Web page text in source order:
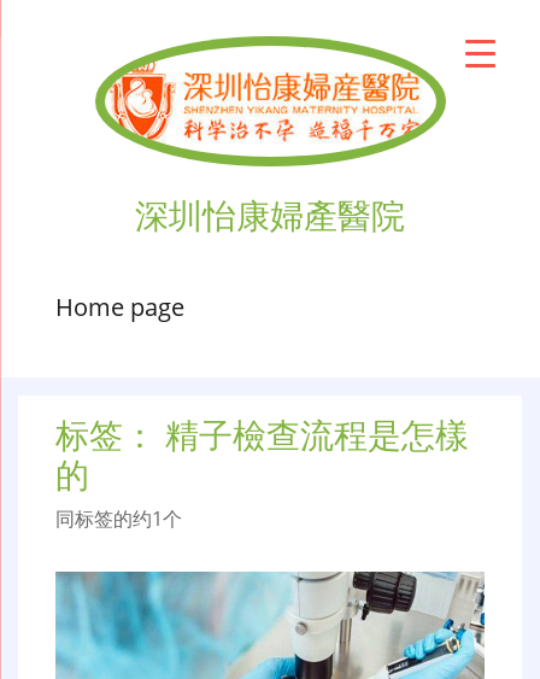
深圳怡康婦產醫院
Home page
标签： 精子檢查流程是怎樣
的
同标签的约1个